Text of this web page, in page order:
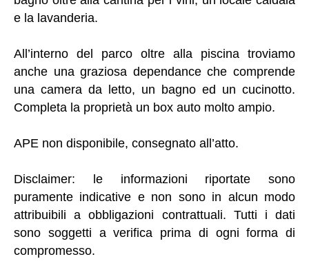
e la lavanderia.
All’interno del parco oltre alla piscina troviamo
anche una graziosa dependance che comprende
una camera da letto, un bagno ed un cucinotto.
Completa la proprietà un box auto molto ampio.
APE non disponibile, consegnato all’atto.
Disclaimer: le informazioni riportate sono
puramente indicative e non sono in alcun modo
attribuibili a obbligazioni contrattuali. Tutti i dati
sono soggetti a verifica prima di ogni forma di
compromesso.